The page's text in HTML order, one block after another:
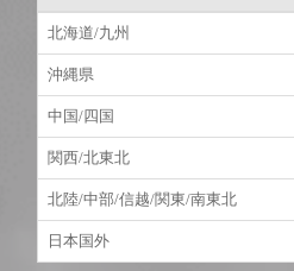
北海道/九州
沖縄県
中国/四国
関西/北東北
北陸/中部/信越/関東/南東北
日本国外